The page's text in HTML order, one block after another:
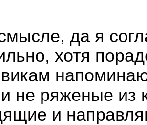
да я
хотя
не ряженые из
и